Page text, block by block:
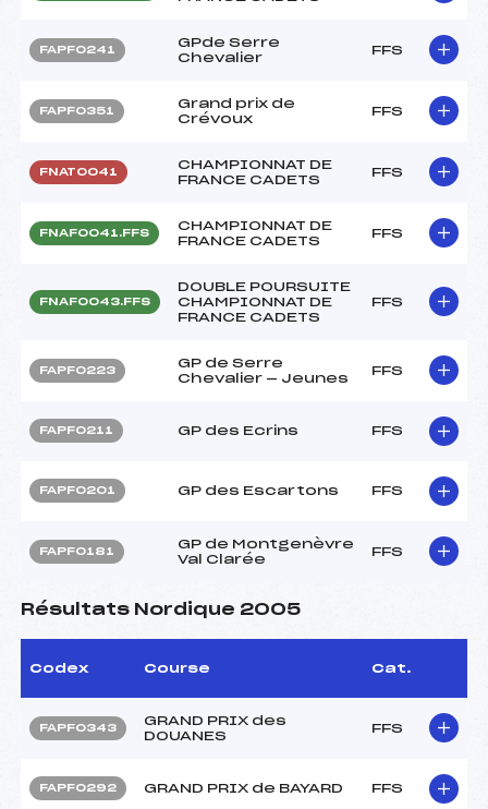
FAPF0241
GPde Serre
Chevalier
FFS
FAPF0351
Grand prix de
Crévoux
FFS
FNAT0041
CHAMPIONNAT DE
FRANCE CADETS
FFS
FNAF0041.FFS
CHAMPIONNAT DE
FRANCE CADETS
FFS
FNAF0043.FFS
DOUBLE POURSUITE
CHAMPIONNAT DE
FRANCE CADETS
FFS
FAPF0223
GP de Serre
Chevalier — Jeunes
FFS
FAPF0211 GP des Ecrins FFS
FAPF0201 GP des Escartons FFS
FAPF0181
GP de Montgenèvre
Val Clarée
FFS
Résultats Nordique 2005
Codex Course Cat.
FAPF0343
GRAND PRIX des
DOUANES
FFS
FAPF0292 GRAND PRIX de BAYARD FFS